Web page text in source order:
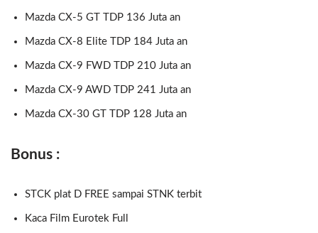
Mazda CX-5 GT TDP 136 Juta an
Mazda CX-8 Elite TDP 184 Juta an
Mazda CX-9 FWD TDP 210 Juta an
Mazda CX-9 AWD TDP 241 Juta an
Mazda CX-30 GT TDP 128 Juta an
Bonus :
STCK plat D FREE sampai STNK terbit
Kaca Film Eurotek Full